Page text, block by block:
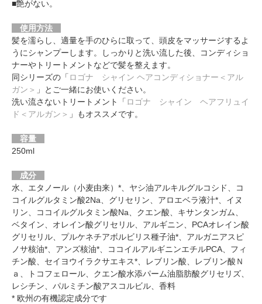
■艶がない。
使用方法
髪を濡らし、適量を手のひらに取って、頭皮をマッサージするよ
うにシャンプーします。しっかりと洗い流した後、コンディショ
ナーやトリートメントなどで髪を整えます。
同シリーズの「 ロゴナ シャイン ヘアコンディショナー＜アル
ガン＞ 」とご一緒にお使いください。
洗い流さないトリートメント「 ロゴナ シャイン ヘアフリュイ
ド＜アルガン＞ 」もオススメです。
容量
250ml
成分
水、エタノール（小麦由来）*、ヤシ油アルキルグルコシド、コ
コイルグルタミン酸2Na、グリセリン、アロエベラ液汁*、イヌ
リン、ココイルグルタミン酸Na、クエン酸、キサンタンガム、
ベタイン、オレイン酸グリセリル、アルギニン、PCAオレイン酸
グリセリル、プルケネチアボルビリス種子油*、アルガニアスピ
ノサ核油*、アンズ核油*、ココイルアルギニンエチルPCA、フィ
チン酸、セイヨウイラクサエキス*、レブリン酸、レブリン酸Ｎ
ａ、トコフェロール、クエン酸水添パーム油脂肪酸グリセリズ、
レシチン、パルミチン酸アスコルビル、香料
* 欧州の有機認定成分です